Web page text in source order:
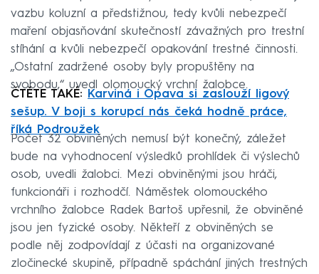
vazbu koluzní a předstižnou, tedy kvůli nebezpečí
maření objasňování skutečností závažných pro trestní
stíhání a kvůli nebezpečí opakování trestné činnosti.
„Ostatní zadržené osoby byly propuštěny na
svobodu,“ uvedl olomoucký vrchní žalobce.
ČTĚTE TAKÉ:
Karviná i Opava si zaslouží ligový
sešup. V boji s korupcí nás čeká hodně práce,
říká Podroužek
Počet 32 obviněných nemusí být konečný, záležet
bude na vyhodnocení výsledků prohlídek či výslechů
osob, uvedli žalobci. Mezi obviněnými jsou hráči,
funkcionáři i rozhodčí. Náměstek olomouckého
vrchního žalobce Radek Bartoš upřesnil, že obviněné
jsou jen fyzické osoby. Někteří z obviněných se
podle něj zodpovídají z účasti na organizované
zločinecké skupině, případně spáchání jiných trestných